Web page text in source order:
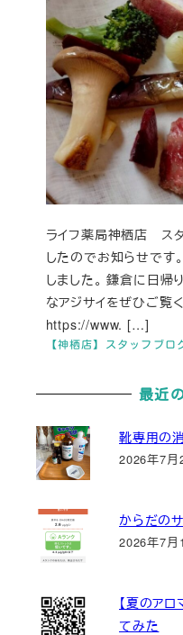
【神栖店】スタッフブロ
ライフ薬局神栖店 ス
したのでお知らせです
しました。 鎌倉に日帰
なアジサイをぜひご覧
https://www. […]
最近
靴専用の
2026年7月
からだの
2026年7月
【夏のア
てみた